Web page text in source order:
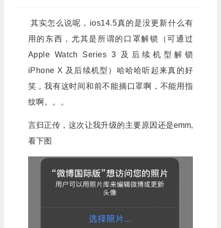
其实怎么说呢，ios14.5真的是没更新什么有
用的东西，尤其是所谓的口罩解锁
（可通过
Apple Watch Series 3 及后续机型解锁
iPhone X 及后续机型） 哈哈哈听起来真的好
笑，我有这时间和前不能摘口罩啊，不能用指
纹啊。。。
言归正传，这次让我升级的主要原因还是emm,
看下图